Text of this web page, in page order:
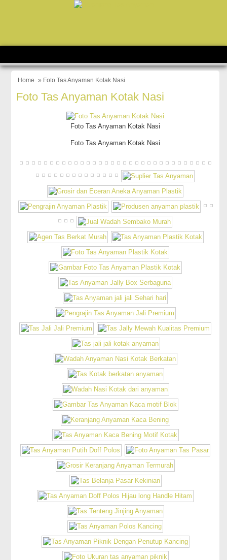
Home » Foto Tas Anyaman Kotak Nasi
Foto Tas Anyaman Kotak Nasi
Foto Tas Anyaman Kotak Nasi
Foto Tas Anyaman Kotak Nasi